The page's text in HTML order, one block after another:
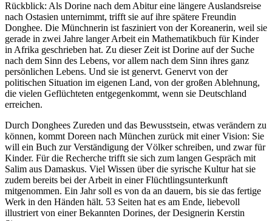
Rückblick: Als Dorine nach dem Abitur eine längere Auslandsreise
nach Ostasien unternimmt, trifft sie auf ihre spätere Freundin
Donghee. Die Münchnerin ist fasziniert von der Koreanerin, weil sie
gerade in zwei Jahre langer Arbeit ein Mathematikbuch für Kinder
in Afrika geschrieben hat. Zu dieser Zeit ist Dorine auf der Suche
nach dem Sinn des Lebens, vor allem nach dem Sinn ihres ganz
persönlichen Lebens. Und sie ist genervt. Genervt von der
politischen Situation im eigenen Land, von der großen Ablehnung,
die vielen Geflüchteten entgegenkommt, wenn sie Deutschland
erreichen.
Durch Donghees Zureden und das Bewusstsein, etwas verändern zu
können, kommt Doreen nach München zurück mit einer Vision: Sie
will ein Buch zur Verständigung der Völker schreiben, und zwar für
Kinder. Für die Recherche trifft sie sich zum langen Gespräch mit
Salim aus Damaskus. Viel Wissen über die syrische Kultur hat sie
zudem bereits bei der Arbeit in einer Flüchtlingsunterkunft
mitgenommen. Ein Jahr soll es von da an dauern, bis sie das fertige
Werk in den Händen hält. 53 Seiten hat es am Ende, liebevoll
illustriert von einer Bekannten Dorines, der Designerin Kerstin